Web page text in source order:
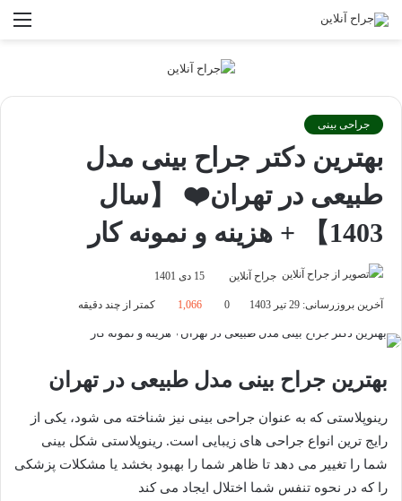
تغییر
جراحی بینی
بهترین دکتر جراح بینی مدل
طبیعی در تهران❤️ 【سال
1403】 + هزینه و نمونه کار
جراح آنلاین 15 دی 1401
آخرین بروزرسانی: 29 تیر 1403 0
1,066 کمتر از چند دقیقه
بهترین جراح بینی مدل طبیعی در تهران
رینوپلاستی که به عنوان جراحی بینی نیز شناخته می شود، یکی از
رایج ترین انواع جراحی های زیبایی است. رینوپلاستی شکل بینی
شما را تغییر می دهد تا ظاهر شما را بهبود بخشد یا مشکلات پزشکی
را که در نحوه تنفس شما اختلال ایجاد می کند